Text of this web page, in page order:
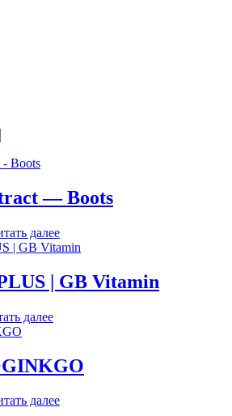
— Boots
далее
| GB Vitamin
далее
далее